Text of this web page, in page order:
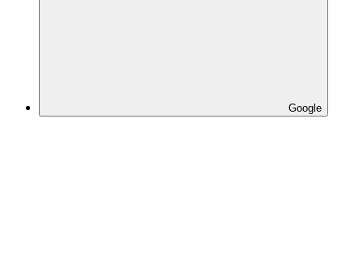
Google